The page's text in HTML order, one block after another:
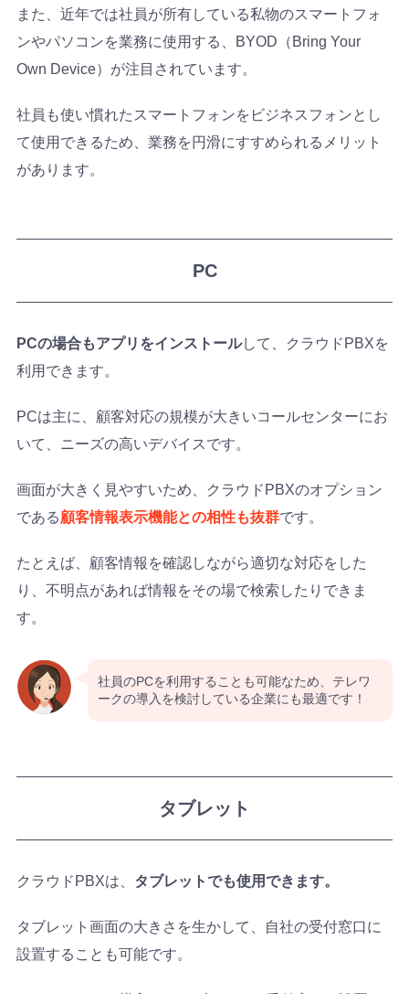
また、近年では社員が所有している私物のスマートフォ
ンやパソコンを業務に使用する、BYOD（Bring Your
Own Device）が注目されています。
社員も使い慣れたスマートフォンをビジネスフォンとし
て使用できるため、業務を円滑にすすめられるメリット
があります。
PC
PCの場合もアプリをインストールして、クラウドPBXを
利用できます。
PCは主に、顧客対応の規模が大きいコールセンターにお
いて、ニーズの高いデバイスです。
画面が大きく見やすいため、クラウドPBXのオプション
である顧客情報表示機能との相性も抜群です。
たとえば、顧客情報を確認しながら適切な対応をした
り、不明点があれば情報をその場で検索したりできま
す。
社員のPCを利用することも可能なため、テレワ
ークの導入を検討している企業にも最適です！
タブレット
クラウドPBXは、 タブレットでも使用できます。
タブレット画面の大きさを生かして、自社の受付窓口に
設置することも可能です。